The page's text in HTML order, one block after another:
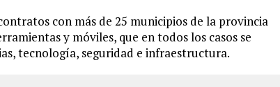
con más de 25 municipios de la provincia
y móviles, que en todos los casos se
tecnología, seguridad e infraestructura.